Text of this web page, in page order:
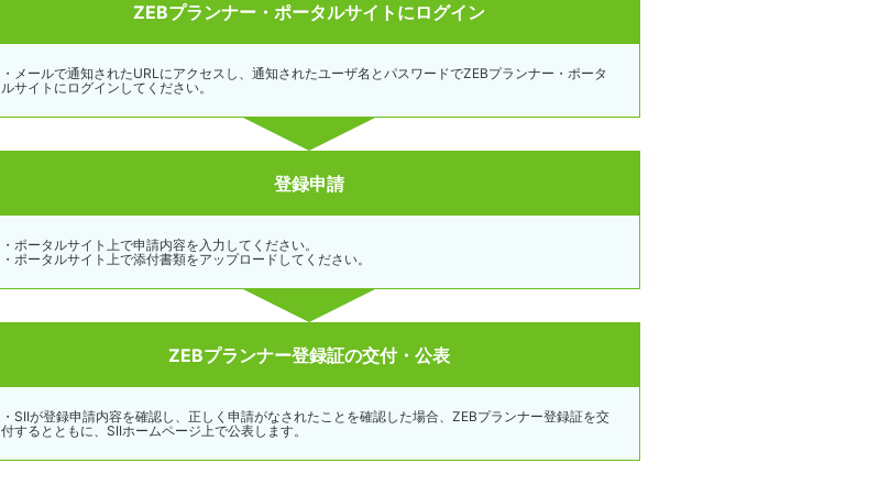
ZEBプランナー・ポータルサイトにログイン
・メールで通知されたURLにアクセスし、通知されたユーザ名とパスワードでZEBプランナー・ポータ
ルサイトにログインしてください。
登録申請
・ポータルサイト上で申請内容を入力してください。
・ポータルサイト上で添付書類をアップロードしてください。
ZEBプランナー登録証の交付・公表
・SIIが登録申請内容を確認し、正しく申請がなされたことを確認した場合、ZEBプランナー登録証を交
付するとともに、SIIホームページ上で公表します。